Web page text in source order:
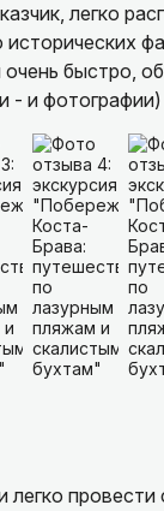
легко
быстро,
- и фотографии)
легко